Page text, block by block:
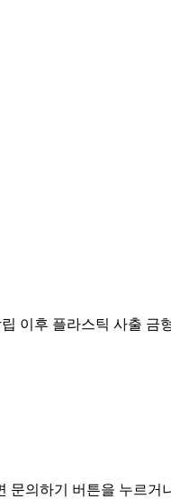
이후 플라스틱 사출
문의하기 버튼을 누르거